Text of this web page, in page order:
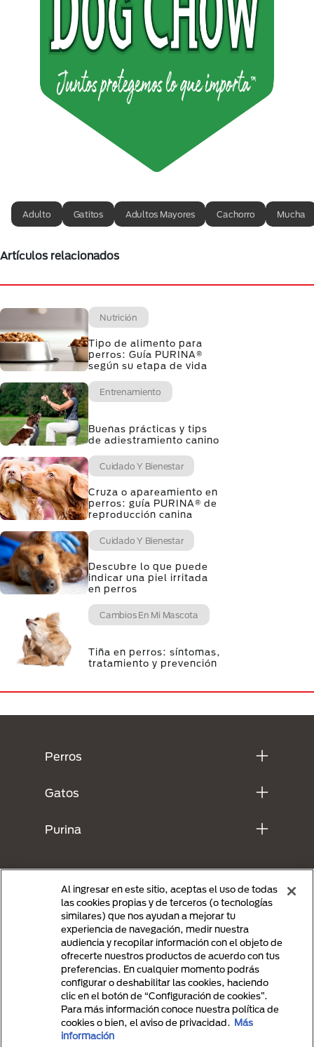
Adulto Gatitos Adultos Mayores Cachorro Mucha
Artículos relacionados
Nutrición
Tipo de alimento para
perros: Guía PURINA®
según su etapa de vida
Entrenamiento
Buenas prácticas y tips
de adiestramiento canino
Cuidado Y Bienestar
Cruza o apareamiento en
perros: guía PURINA® de
reproducción canina
Cuidado Y Bienestar
Descubre lo que puede
indicar una piel irritada
en perros
Cambios En Mi Mascota
Tiña en perros: síntomas,
tratamiento y prevención
Perros
Gatos
Purina
Menu Footer Secundario Purina
All Nestlé Purina trademarks owned by Société des Produits Nestlé S.A.,
Vevey, Switzerland or are used with permission.
Al ingresar en este sitio, aceptas el uso de todas
las cookies propias y de terceros (o tecnologías
similares) que nos ayudan a mejorar tu
experiencia de navegación, medir nuestra
audiencia y recopilar información con el objeto de
ofrecerte nuestros productos de acuerdo con tus
preferencias. En cualquier momento podrás
configurar o deshabilitar las cookies, haciendo
clic en el botón de “Configuración de cookies”.
Para más información conoce nuestra política de
cookies o bien, el aviso de privacidad. Más
información